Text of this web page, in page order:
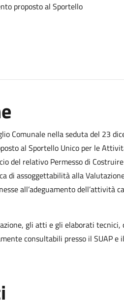
proposto al Sportello
Comunale nella seduta del 23
al Sportello Unico per le
del relativo Permesso di
di assoggettabilità alla
all’adeguamento dell’attività
gli atti e gli elaborati
consultabili presso il SUAP e